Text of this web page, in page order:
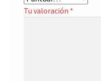
Tu valoración *